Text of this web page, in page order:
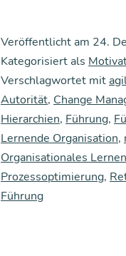
ri­
tät
in
Veröffentlicht am 24.
Kategorisiert als
Verschlagwortet mit
Autorität, Change
Hierarchien, Führung,
Lernende Organisation,
Organisationales Lernen
Prozessoptimierung,
Führung